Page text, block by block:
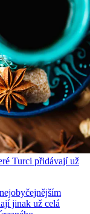
Turci přidávají už
jinak už celá